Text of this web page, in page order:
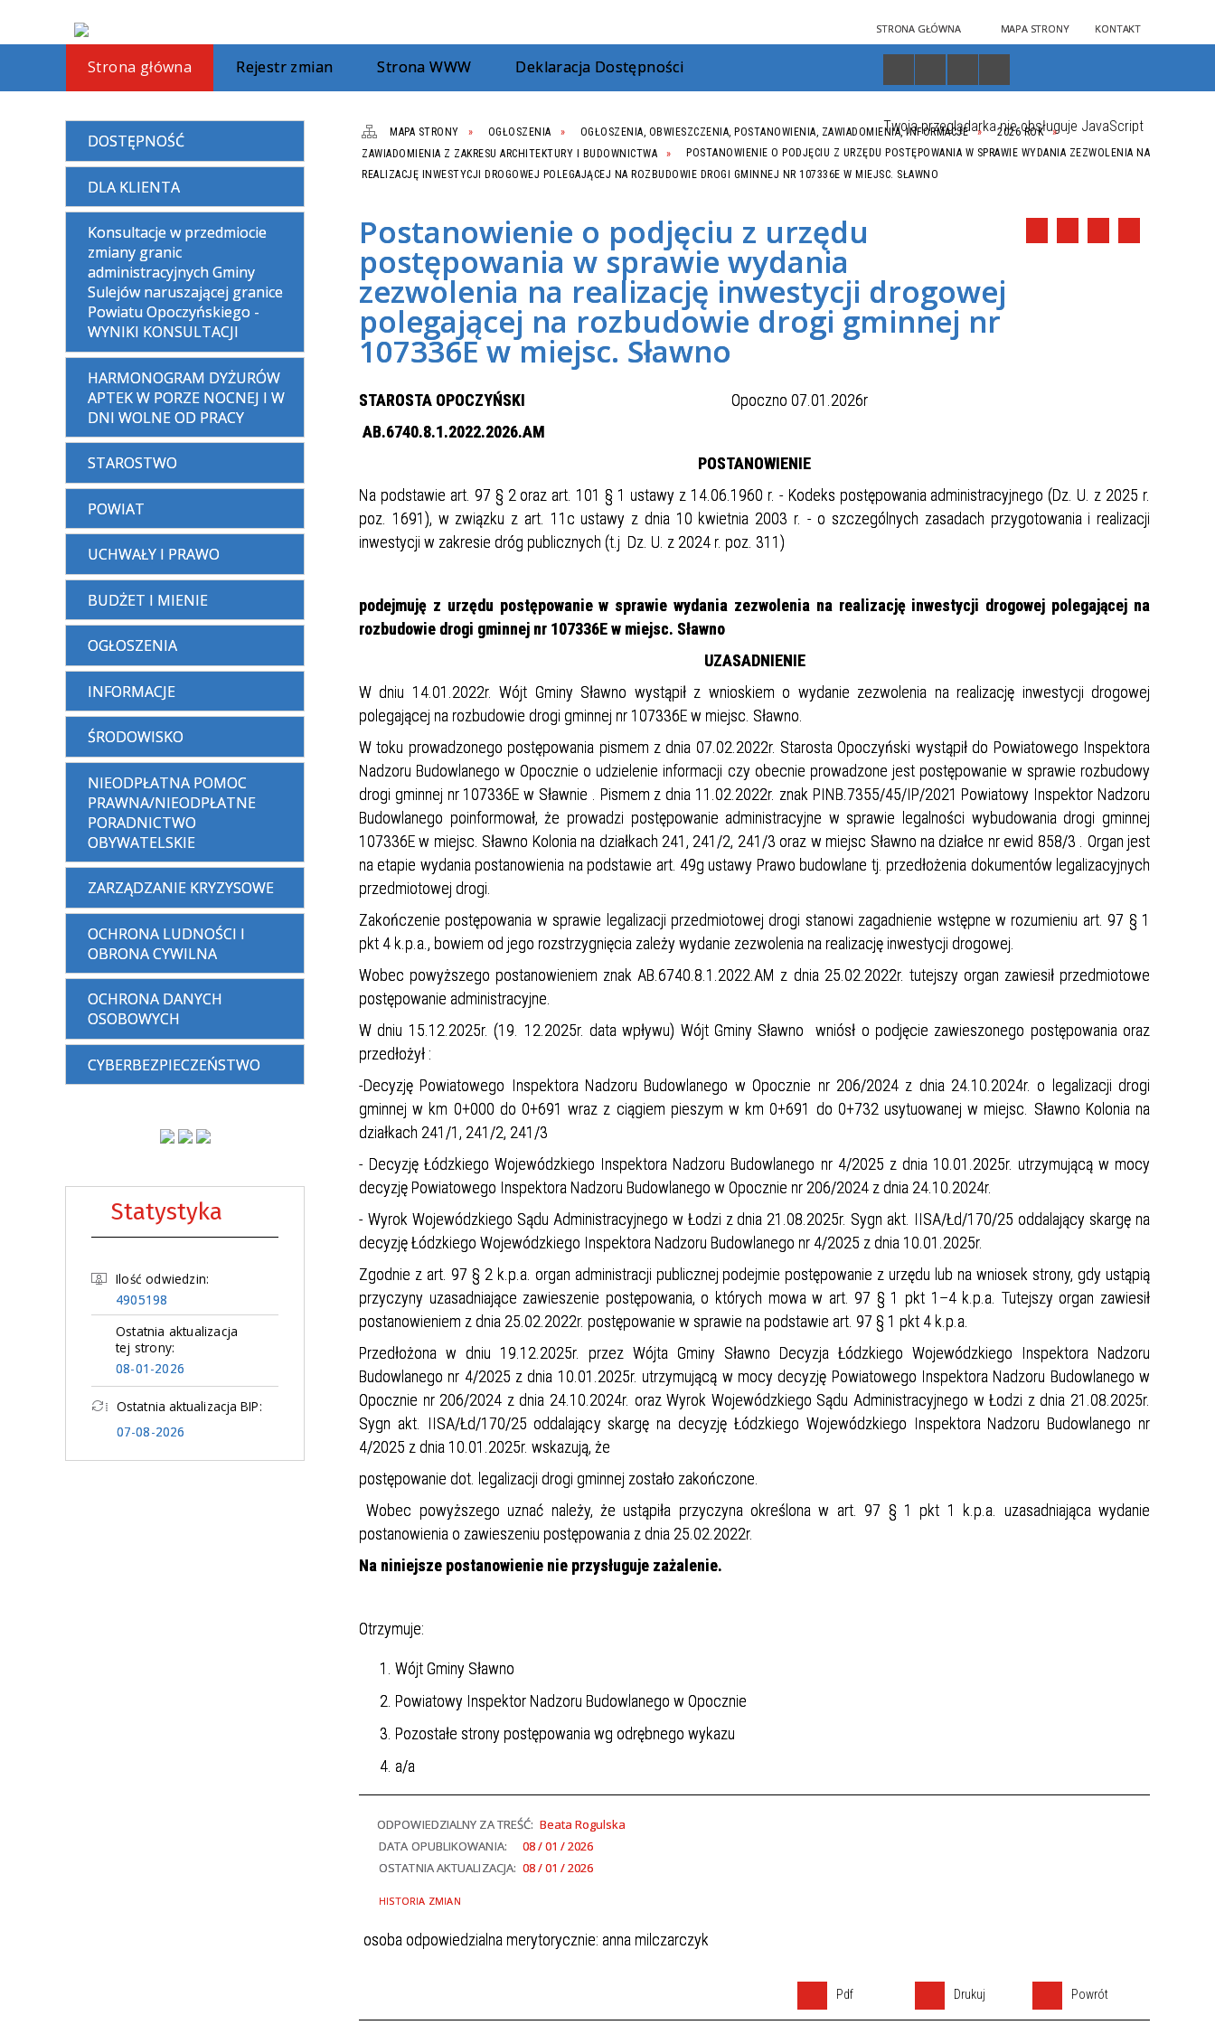
STRONA GŁÓWNA MAPA STRONY KONTAKT
Twoja przeglądarka nie obsługuje JavaScript
Strona główna Rejestr zmian Strona WWW Deklaracja Dostępności
DOSTĘPNOŚĆ
DLA KLIENTA
Konsultacje w przedmiocie
zmiany granic
administracyjnych Gminy
Sulejów naruszającej granice
Powiatu Opoczyńskiego -
WYNIKI KONSULTACJI
HARMONOGRAM DYŻURÓW
APTEK W PORZE NOCNEJ I W
DNI WOLNE OD PRACY
STAROSTWO
POWIAT
UCHWAŁY I PRAWO
BUDŻET I MIENIE
OGŁOSZENIA
INFORMACJE
ŚRODOWISKO
NIEODPŁATNA POMOC
PRAWNA/NIEODPŁATNE
PORADNICTWO
OBYWATELSKIE
ZARZĄDZANIE KRYZYSOWE
OCHRONA LUDNOŚCI I
OBRONA CYWILNA
OCHRONA DANYCH
OSOBOWYCH
CYBERBEZPIECZEŃSTWO
Statystyka
Ilość odwiedzin:
4905198
Ostatnia aktualizacja
tej strony:
08-01-2026
Ostatnia aktualizacja BIP:
07-08-2026
MAPA STRONY OGŁOSZENIA OGŁOSZENIA, OBWIESZCZENIA, POSTANOWIENIA, ZAWIADOMIENIA, INFORMACJE
2026 ROK
ZAWIADOMIENIA Z ZAKRESU ARCHITEKTURY I BUDOWNICTWA
POSTANOWIENIE O PODJĘCIU Z URZĘDU POSTĘPOWANIA W SPRAWIE WYDANIA ZEZWOLENIA NA
REALIZACJĘ INWESTYCJI DROGOWEJ POLEGAJĄCEJ NA ROZBUDOWIE DROGI GMINNEJ NR 107336E W MIEJSC. SŁAWNO
Postanowienie o podjęciu z urzędu
postępowania w sprawie wydania
zezwolenia na realizację inwestycji drogowej
polegającej na rozbudowie drogi gminnej nr
107336E w miejsc. Sławno
STAROSTA OPOCZYŃSKI
Opoczno 07.01.2026r
AB.6740.8.1.2022.2026.AM
POSTANOWIENIE
Na podstawie art. 97 § 2 oraz art. 101 § 1 ustawy z 14.06.1960 r. - Kodeks postępowania administracyjnego (Dz. U. z 2025 r.
poz. 1691), w związku z art. 11c ustawy z dnia 10 kwietnia 2003 r. - o szczególnych zasadach przygotowania i realizacji
inwestycji w zakresie dróg publicznych (t.j Dz. U. z 2024 r. poz. 311)
podejmuję z urzędu postępowanie w sprawie wydania zezwolenia na realizację inwestycji drogowej polegającej na
rozbudowie drogi gminnej nr 107336E w miejsc. Sławno
UZASADNIENIE
W dniu 14.01.2022r. Wójt Gminy Sławno wystąpił z wnioskiem o wydanie zezwolenia na realizację inwestycji drogowej
polegającej na rozbudowie drogi gminnej nr 107336E w miejsc. Sławno.
W toku prowadzonego postępowania pismem z dnia 07.02.2022r. Starosta Opoczyński wystąpił do Powiatowego Inspektora
Nadzoru Budowlanego w Opocznie o udzielenie informacji czy obecnie prowadzone jest postępowanie w sprawie rozbudowy
drogi gminnej nr 107336E w Sławnie . Pismem z dnia 11.02.2022r. znak PINB.7355/45/IP/2021 Powiatowy Inspektor Nadzoru
Budowlanego poinformował, że prowadzi postępowanie administracyjne w sprawie legalności wybudowania drogi gminnej
107336E w miejsc. Sławno Kolonia na działkach 241, 241/2, 241/3 oraz w miejsc Sławno na działce nr ewid 858/3 . Organ jest
na etapie wydania postanowienia na podstawie art. 49g ustawy Prawo budowlane tj. przedłożenia dokumentów legalizacyjnych
przedmiotowej drogi.
Zakończenie postępowania w sprawie legalizacji przedmiotowej drogi stanowi zagadnienie wstępne w rozumieniu art. 97 § 1
pkt 4 k.p.a., bowiem od jego rozstrzygnięcia zależy wydanie zezwolenia na realizację inwestycji drogowej.
Wobec powyższego postanowieniem znak AB.6740.8.1.2022.AM z dnia 25.02.2022r. tutejszy organ zawiesił przedmiotowe
postępowanie administracyjne.
W dniu 15.12.2025r. (19. 12.2025r. data wpływu) Wójt Gminy Sławno wniósł o podjęcie zawieszonego postępowania oraz
przedłożył :
-Decyzję Powiatowego Inspektora Nadzoru Budowlanego w Opocznie nr 206/2024 z dnia 24.10.2024r. o legalizacji drogi
gminnej w km 0+000 do 0+691 wraz z ciągiem pieszym w km 0+691 do 0+732 usytuowanej w miejsc. Sławno Kolonia na
działkach 241/1, 241/2, 241/3
- Decyzję Łódzkiego Wojewódzkiego Inspektora Nadzoru Budowlanego nr 4/2025 z dnia 10.01.2025r. utrzymującą w mocy
decyzję Powiatowego Inspektora Nadzoru Budowlanego w Opocznie nr 206/2024 z dnia 24.10.2024r.
- Wyrok Wojewódzkiego Sądu Administracyjnego w Łodzi z dnia 21.08.2025r. Sygn akt. IISA/Łd/170/25 oddalający skargę na
decyzję Łódzkiego Wojewódzkiego Inspektora Nadzoru Budowlanego nr 4/2025 z dnia 10.01.2025r.
Zgodnie z art. 97 § 2 k.p.a. organ administracji publicznej podejmie postępowanie z urzędu lub na wniosek strony, gdy ustąpią
przyczyny uzasadniające zawieszenie postępowania, o których mowa w art. 97 § 1 pkt 1–4 k.p.a. Tutejszy organ zawiesił
postanowieniem z dnia 25.02.2022r. postępowanie w sprawie na podstawie art. 97 § 1 pkt 4 k.p.a.
Przedłożona w dniu 19.12.2025r. przez Wójta Gminy Sławno Decyzja Łódzkiego Wojewódzkiego Inspektora Nadzoru
Budowlanego nr 4/2025 z dnia 10.01.2025r. utrzymującą w mocy decyzję Powiatowego Inspektora Nadzoru Budowlanego w
Opocznie nr 206/2024 z dnia 24.10.2024r. oraz Wyrok Wojewódzkiego Sądu Administracyjnego w Łodzi z dnia 21.08.2025r.
Sygn akt. IISA/Łd/170/25 oddalający skargę na decyzję Łódzkiego Wojewódzkiego Inspektora Nadzoru Budowlanego nr
4/2025 z dnia 10.01.2025r. wskazują, że
postępowanie dot. legalizacji drogi gminnej zostało zakończone.
Wobec powyższego uznać należy, że ustąpiła przyczyna określona w art. 97 § 1 pkt 1 k.p.a. uzasadniająca wydanie
postanowienia o zawieszeniu postępowania z dnia 25.02.2022r.
Na niniejsze postanowienie nie przysługuje zażalenie.
Otrzymuje:
Wójt Gminy Sławno
Powiatowy Inspektor Nadzoru Budowlanego w Opocznie
Pozostałe strony postępowania wg odrębnego wykazu
a/a
ODPOWIEDZIALNY ZA TREŚĆ: Beata Rogulska
DATA OPUBLIKOWANIA:
08 / 01 / 2026
OSTATNIA AKTUALIZACJA: 08 / 01 / 2026
HISTORIA ZMIAN
osoba odpowiedzialna merytorycznie: anna milczarczyk
Pdf Drukuj Powrót